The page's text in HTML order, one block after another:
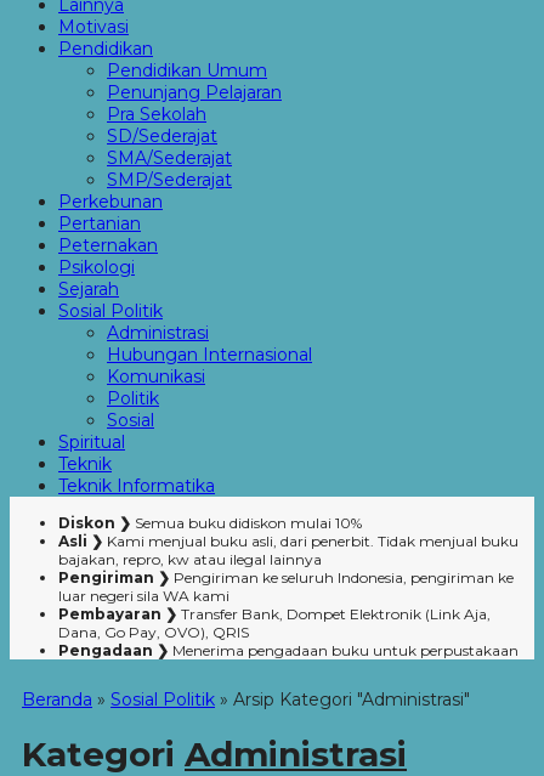
Lainnya
Motivasi
Pendidikan
Pendidikan Umum
Penunjang Pelajaran
Pra Sekolah
SD/Sederajat
SMA/Sederajat
SMP/Sederajat
Perkebunan
Pertanian
Peternakan
Psikologi
Sejarah
Sosial Politik
Administrasi
Hubungan Internasional
Komunikasi
Politik
Sosial
Spiritual
Teknik
Teknik Informatika
Diskon ❯ Semua buku didiskon mulai 10%
Asli ❯ Kami menjual buku asli, dari penerbit. Tidak menjual buku
bajakan, repro, kw atau ilegal lainnya
Pengiriman ❯ Pengiriman ke seluruh Indonesia, pengiriman ke
luar negeri sila WA kami
Pembayaran ❯ Transfer Bank, Dompet Elektronik (Link Aja,
Dana, Go Pay, OVO), QRIS
Pengadaan ❯ Menerima pengadaan buku untuk perpustakaan
Beranda » Sosial Politik » Arsip Kategori "Administrasi"
Kategori Administrasi